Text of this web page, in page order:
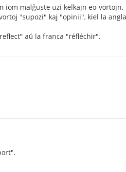
iom malĝuste uzi kelkajn eo-vortojn.
"supozi" kaj "opinii", kiel la
aŭ la franca "réfléchir".